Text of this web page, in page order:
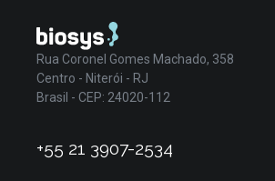
Rua Coronel Gomes Machado, 358
Centro - Niterói - RJ
Brasil - CEP: 24020-112
+55 21 3907-2534